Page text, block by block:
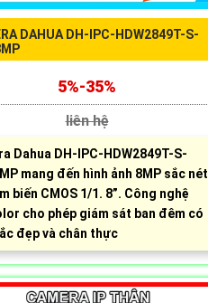
DAHUA DH-IPC-HDW2849T-S-
5%-35%
liên hệ
Dahua DH-IPC-HDW2849T-S-
mang đến hình ảnh 8MP sắc nét
biến CMOS 1/1. 8”. Công nghệ
cho phép giám sát ban đêm có
đẹp và chân thực